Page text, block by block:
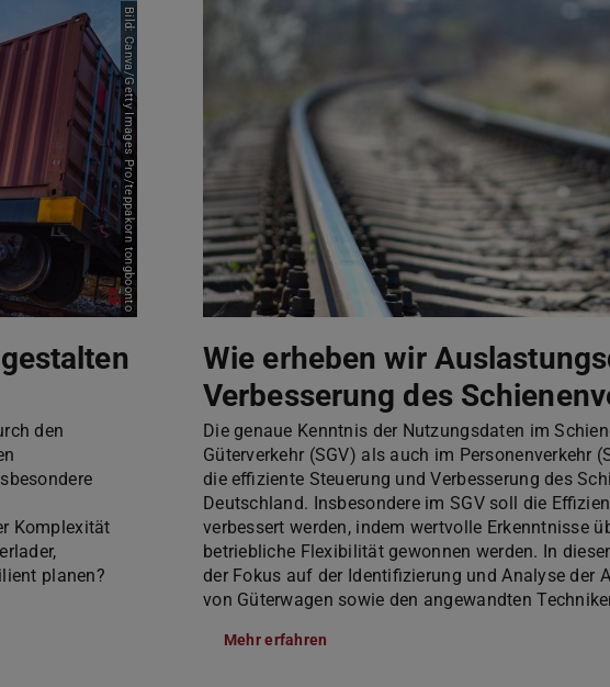
Bild: Canva/Getty Images Pro/teppakorn tongboonto
den
Komplexität
planen?
Wie erheben wir
Verbesserung des
Die genaue Kenntnis der Nutzungsdaten im
Güterverkehr (SGV) als auch im Personenverkehr
die effiziente Steuerung und Verbesserung des
Deutschland. Insbesondere im SGV soll die
verbessert werden, indem wertvolle Erkenntnisse
betriebliche Flexibilität gewonnen werden. In
der Fokus auf der Identifizierung und Analyse der
von Güterwagen sowie den angewandten
Mehr erfahren